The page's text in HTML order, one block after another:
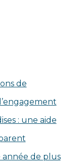
de
: une aide
année de plus